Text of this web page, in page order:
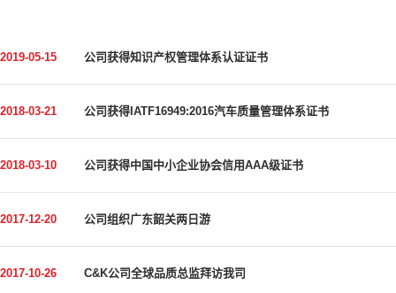
2019-05-15 公司获得知识产权管理体系认证证书
2018-03-21 公司获得IATF16949:2016汽车质量管理体系证书
2018-03-10 公司获得中国中小企业协会信用AAA级证书
2017-12-20 公司组织广东韶关两日游
2017-10-26 C&K公司全球品质总监拜访我司